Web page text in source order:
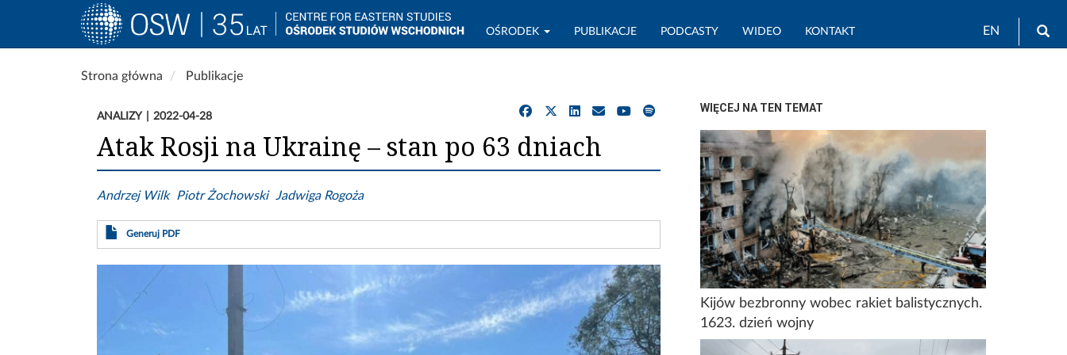
EN
Main
navigation
OŚRODEK PUBLIKACJE PODCASTY WIDEO KONTAKT
Strona główna Publikacje
ANALIZY 2022-04-28
Atak Rosji na Ukrainę – stan po 63 dniach
Andrzej Wilk Piotr Żochowski Jadwiga Rogoża
Generuj PDF
WIĘCEJ NA TEN TEMAT
Kijów bezbronny wobec rakiet balistycznych.
1623. dzień wojny